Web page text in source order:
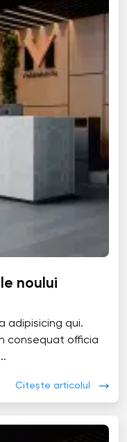
noului
adipisicing qui.
consequat officia
Citește articolul